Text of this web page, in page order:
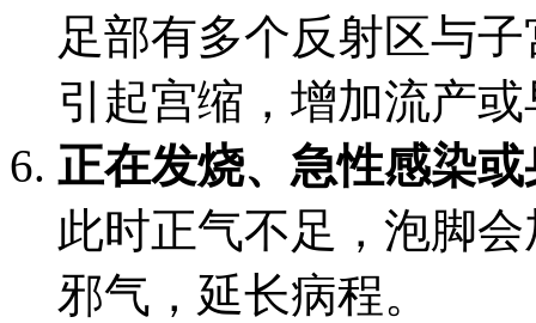
足部有多个反射区与
引起宫缩，增加流产
正在发烧、急性感染
此时正气不足，泡脚
邪气，延长病程。